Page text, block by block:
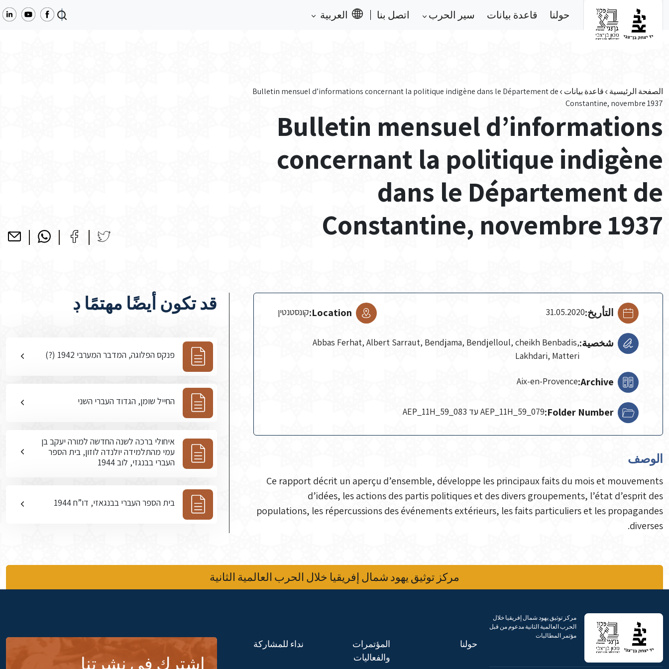
حولنا قاعدة بيانات سير الحرب اتصل بنا العربية
الصفحة الرئيسية قاعدة بيانات
Bulletin mensuel d’informations concernant la politique indigène dans le Département de
Constantine, novembre 1937
Bulletin mensuel d’informations
concernant la politique indigène
dans le Département de
Constantine, novembre 1937
التأريخ:31.05.2020
Location: קונסטנטין
شخصية:Abbas Ferhat, Albert Sarraut, Bendjama, Bendjelloul, cheikh Benbadis,
Lakhdari, Matteri
Archive:
Aix-en-Provence
Folder Number: AEP_11H_59_079 עד AEP_11H_59_083
الوصف
Ce rapport décrit un aperçu d’ensemble, développe les principaux faits du mois et mouvements
d’idées, les actions des partis politiques et des divers groupements, l’état d’esprit des
populations, les répercussions des événements extérieurs, les faits particuliers et les propagandes
diverses.
قد تكون أيضًا مهتمًا ڊ
פנקס הפלוגה, המדבר המערבי 1942 (?)
החייל שומן, הגדוד העברי השני
איחולי ברכה לשנה החדשה למורה יעקב בן
עמי מהתלמידה יולנדה לוזון, בית הספר
העברי בבנגזי, לוב 1944
בית הספר העברי בבנגאזי, דו”ח 1944
مركز توثيق يهود شمال إفريقيا خلال الحرب العالمية الثانية
مركز توثيق يهود شمال إفريقيا خلال
الحرب العالمية الثانية مدعوم من قبل
مؤتمر المطالبات
حولنا
المؤتمرات
والفعاليات
نداء للمشاركة
اشترك في نشرتنا